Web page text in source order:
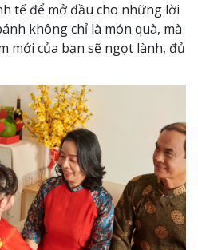
tế để mở đầu cho những lời
không chỉ là món quà, mà
mới của bạn sẽ ngọt lành, đủ